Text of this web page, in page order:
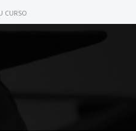
CURSO